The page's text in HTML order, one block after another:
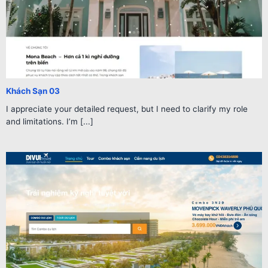
Khách Sạn 03
I appreciate your detailed request, but I need to clarify my role
and limitations. I’m [...]